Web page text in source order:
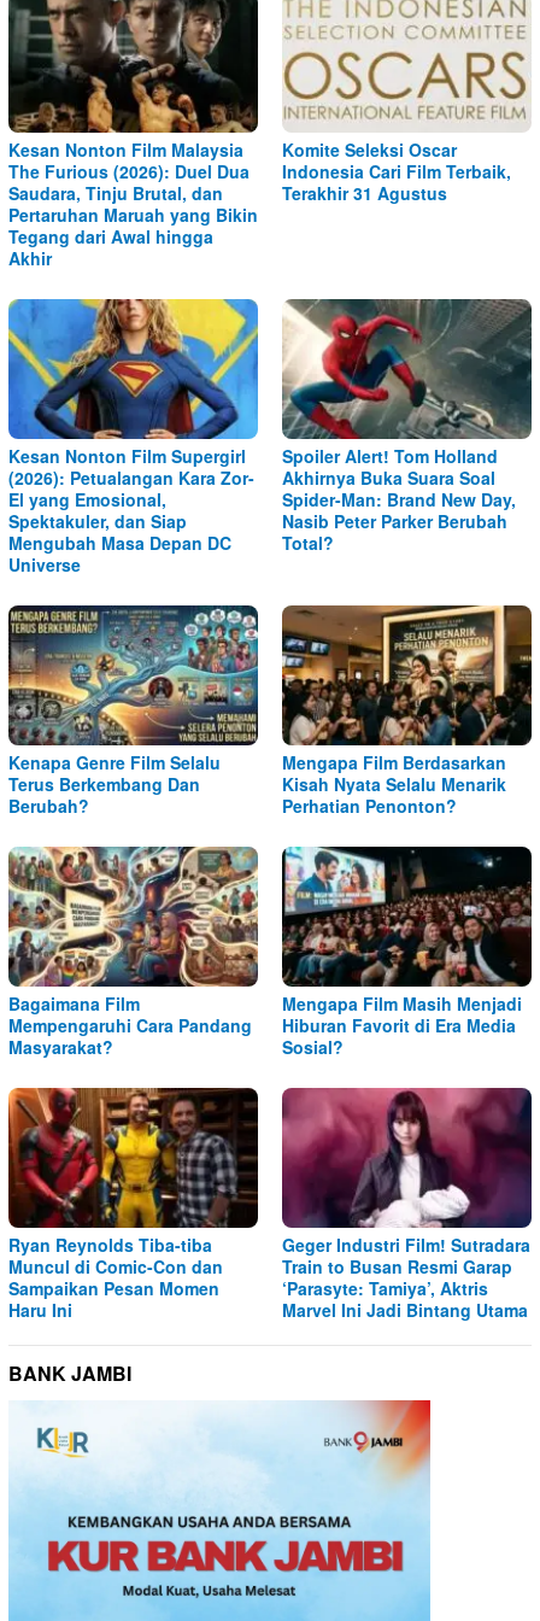
Kesan Nonton Film Malaysia
The Furious (2026): Duel Dua
Saudara, Tinju Brutal, dan
Pertaruhan Maruah yang Bikin
Tegang dari Awal hingga
Akhir
Komite Seleksi Oscar
Indonesia Cari Film Terbaik,
Terakhir 31 Agustus
Kesan Nonton Film Supergirl
(2026): Petualangan Kara Zor-
El yang Emosional,
Spektakuler, dan Siap
Mengubah Masa Depan DC
Universe
Spoiler Alert! Tom Holland
Akhirnya Buka Suara Soal
Spider-Man: Brand New Day,
Nasib Peter Parker Berubah
Total?
Kenapa Genre Film Selalu
Terus Berkembang Dan
Berubah?
Mengapa Film Berdasarkan
Kisah Nyata Selalu Menarik
Perhatian Penonton?
Bagaimana Film
Mempengaruhi Cara Pandang
Masyarakat?
Mengapa Film Masih Menjadi
Hiburan Favorit di Era Media
Sosial?
Ryan Reynolds Tiba-tiba
Muncul di Comic-Con dan
Sampaikan Pesan Momen
Haru Ini
Geger Industri Film! Sutradara
Train to Busan Resmi Garap
‘Parasyte: Tamiya’, Aktris
Marvel Ini Jadi Bintang Utama
BANK JAMBI